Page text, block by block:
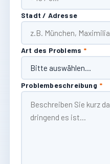
Stadt / Adresse
Art des Problems *
Problembeschreibung *